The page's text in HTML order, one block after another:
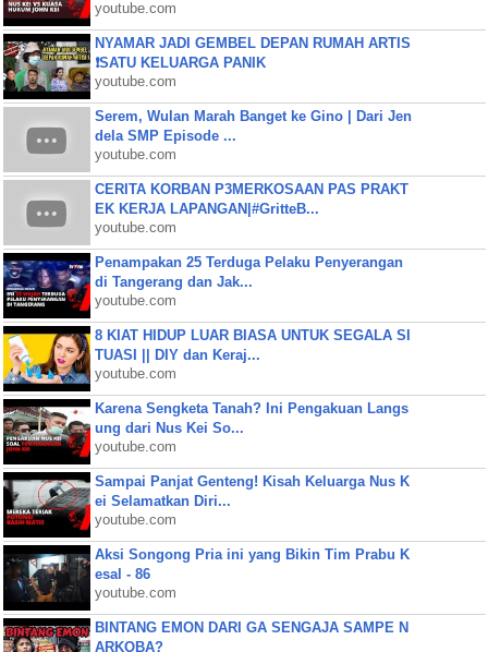
youtube.com
NYAMAR JADI GEMBEL DEPAN RUMAH ARTIS
❗SATU KELUARGA PANIK
youtube.com
Serem, Wulan Marah Banget ke Gino | Dari Jen
dela SMP Episode ...
youtube.com
CERITA KORBAN P3MERKOSAAN PAS PRAKT
EK KERJA LAPANGAN|#GritteB...
youtube.com
Penampakan 25 Terduga Pelaku Penyerangan
di Tangerang dan Jak...
youtube.com
8 KIAT HIDUP LUAR BIASA UNTUK SEGALA SI
TUASI || DIY dan Keraj...
youtube.com
Karena Sengketa Tanah? Ini Pengakuan Langs
ung dari Nus Kei So...
youtube.com
Sampai Panjat Genteng! Kisah Keluarga Nus K
ei Selamatkan Diri...
youtube.com
Aksi Songong Pria ini yang Bikin Tim Prabu K
esal - 86
youtube.com
BINTANG EMON DARI GA SENGAJA SAMPE N
ARKOBA?